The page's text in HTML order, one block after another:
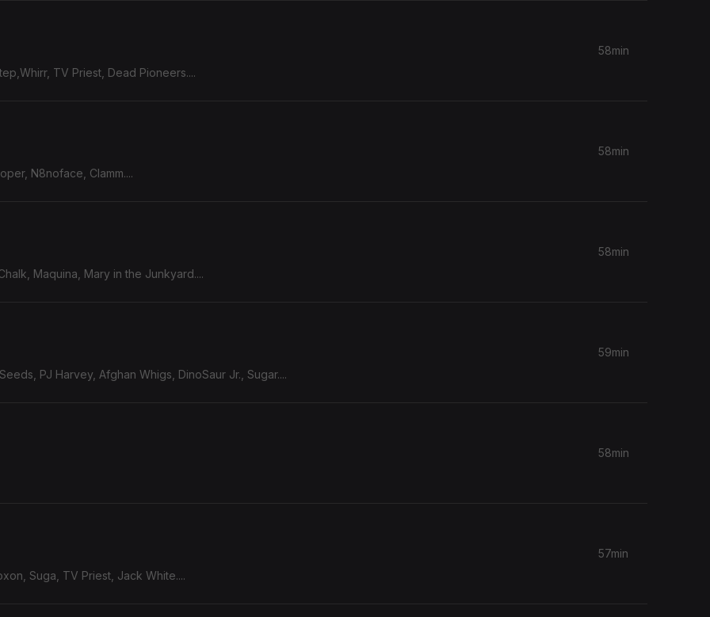
TV Priest, Dead Pioneers....
58min
N8noface, Clamm....
58min
Maquina, Mary in the Junkyard....
58min
The Bad Seeds, PJ Harvey, Afghan Whigs, DinoSaur Jr., Sugar....
59min
58min
Suga, TV Priest, Jack White....
57min